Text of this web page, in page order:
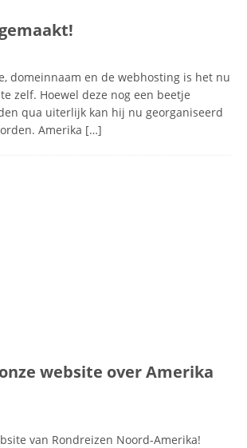
domeinnaam en de webhosting is het nu
zelf. Hoewel deze nog een beetje
qua uiterlijk kan hij nu georganiseerd
Amerika […]
website over Amerika
van Rondreizen Noord-Amerika!